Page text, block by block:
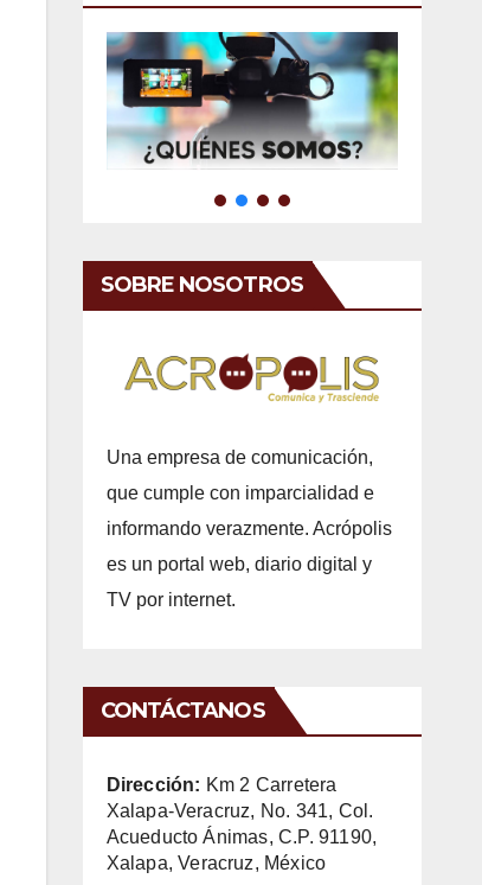
SOBRE NOSOTROS
Una empresa de comunicación,
que cumple con imparcialidad e
informando verazmente. Acrópolis
es un portal web, diario digital y
TV por internet.
CONTÁCTANOS
Dirección: Km 2 Carretera
Xalapa-Veracruz, No. 341, Col.
Acueducto Ánimas, C.P. 91190,
Xalapa, Veracruz, México